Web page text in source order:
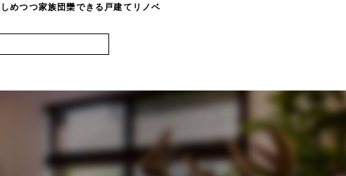
しめつつ家族団欒できる戸建てリノベ